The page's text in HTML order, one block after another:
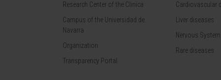
Research Center of the Clinica
Campus of the Universidad de
Navarra
Organization
Transparency Portal
Cardiovascular
Liver diseases
Nervous
Rare diseases